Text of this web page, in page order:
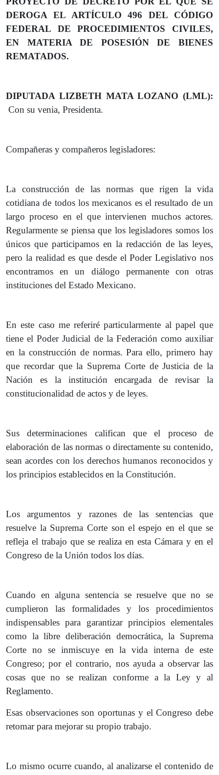
DEROGA EL ARTÍCULO 496 DEL CÓDIGO
FEDERAL DE PROCEDIMIENTOS CIVILES,
EN MATERIA DE POSESIÓN DE BIENES
REMATADOS.
DIPUTADA LIZBETH MATA LOZANO (LML):
Con su venia, Presidenta.
Compañeras y compañeros legisladores:
La construcción de las normas que rigen la vida
cotidiana de todos los mexicanos es el resultado de un
largo proceso en el que intervienen muchos actores.
Regularmente se piensa que los legisladores somos los
únicos que participamos en la redacción de las leyes,
pero la realidad es que desde el Poder Legislativo nos
encontramos en un diálogo permanente con otras
instituciones del Estado Mexicano.
En este caso me referiré particularmente al papel que
tiene el Poder Judicial de la Federación como auxiliar
en la construcción de normas. Para ello, primero hay
que recordar que la Suprema Corte de Justicia de la
Nación es la institución encargada de revisar la
constitucionalidad de actos y de leyes.
Sus determinaciones califican que el proceso de
elaboración de las normas o directamente su contenido,
sean acordes con los derechos humanos reconocidos y
los principios establecidos en la Constitución.
Los argumentos y razones de las sentencias que
resuelve la Suprema Corte son el espejo en el que se
refleja el trabajo que se realiza en esta Cámara y en el
Congreso de la Unión todos los días.
Cuando en alguna sentencia se resuelve que no se
cumplieron las formalidades y los procedimientos
indispensables para garantizar principios elementales
como la libre deliberación democrática, la Suprema
Corte no se inmiscuye en la vida interna de este
Congreso; por el contrario, nos ayuda a observar las
cosas que no se realizan conforme a la Ley y al
Reglamento.
Esas observaciones son oportunas y el Congreso debe
retomar para mejorar su propio trabajo.
Lo mismo ocurre cuando, al analizarse el contenido de